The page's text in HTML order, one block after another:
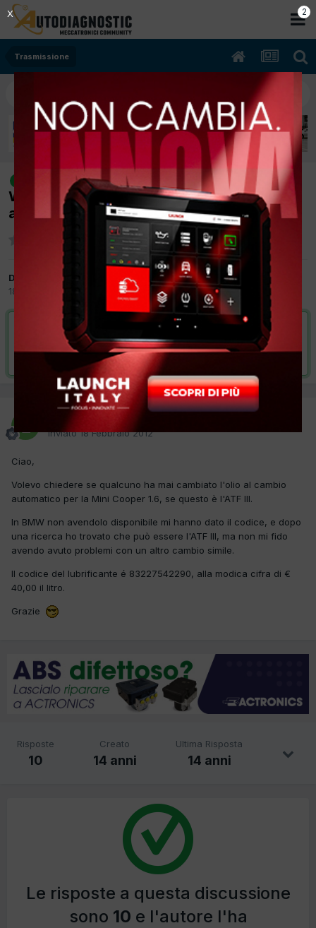
Trasmissione
[Mini Cooper 10/2002 1598cc
W10B16A 85Kw Benzina] Olio cambio
automatico ZF con convertittore
Da laconifabio
18 Febbraio 2012
Trasmissione
VAI ALLA SOLUZIONE
Risolta da laconifabio,
laconifabio
Inviato18 Febbraio 2012
Ciao,
Volevo chiedere se qualcuno ha mai cambiato l'olio al cambio
automatico per la Mini Cooper 1.6, se questo è l'ATF III.
In BMW non avendolo disponibile mi hanno dato il codice, e dopo
una ricerca ho trovato che può essere l'ATF III, ma non mi fido
avendo avuto problemi con un altro cambio simile.
Il codice del lubrificante é 83227542290, alla modica cifra di €
40,00 il litro.
Grazie
Risposte
10
Creato
14 anni
Ultima Risposta
14 anni
Le risposte a questa discussione
sono 10 e l'autore l'ha
2
X